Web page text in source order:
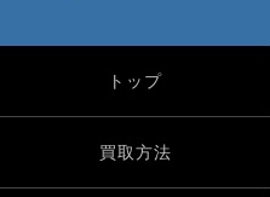
トップ
買取方法